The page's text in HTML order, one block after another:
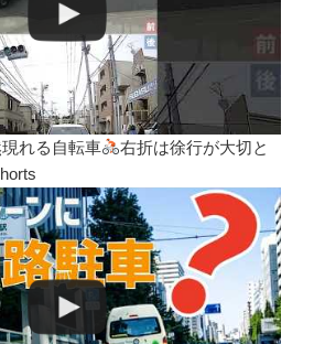
れる自転車
右折は徐行が大切と